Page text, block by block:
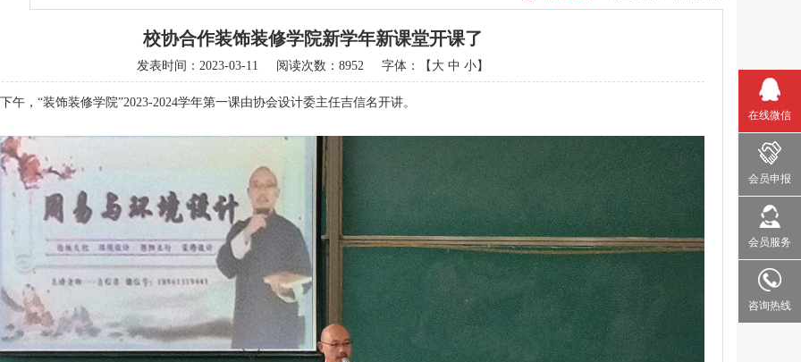
校协合作装饰装修学院新学年新课堂开课了
发表时间： 2023-03-11 阅读次数：8952 字体：【 大 中 小】
午，“装饰装修学院”2023-2024学年第一课由协会设计委主任吉信名开讲。
在线微信
会员申报
会员服务
咨询热线